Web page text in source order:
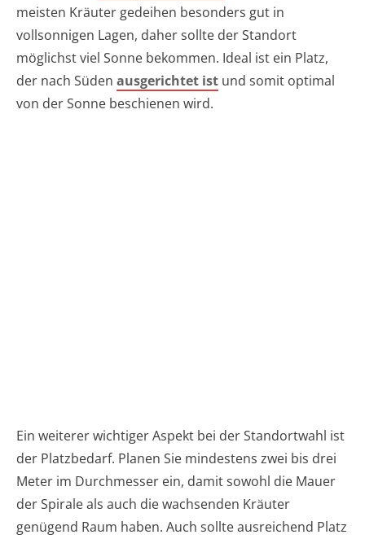
meisten Kräuter gedeihen besonders gut in
vollsonnigen Lagen, daher sollte der Standort
möglichst viel Sonne bekommen. Ideal ist ein Platz,
der nach Süden ausgerichtet ist und somit optimal
von der Sonne beschienen wird.
Ein weiterer wichtiger Aspekt bei der Standortwahl ist
der Platzbedarf. Planen Sie mindestens zwei bis drei
Meter im Durchmesser ein, damit sowohl die Mauer
der Spirale als auch die wachsenden Kräuter
genügend Raum haben. Auch sollte ausreichend Platz